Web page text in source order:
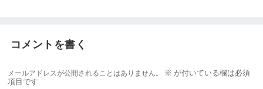
コメントを書く
メールアドレスが公開されることはありません。 ※ が付いている欄は必須
項目です